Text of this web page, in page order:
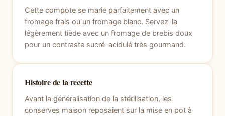
Cette compote se marie parfaitement avec un
fromage frais ou un fromage blanc. Servez-la
légèrement tiède avec un fromage de brebis doux
pour un contraste sucré-acidulé très gourmand.
Histoire de la recette
Avant la généralisation de la stérilisation, les
conserves maison reposaient sur la mise en pot à